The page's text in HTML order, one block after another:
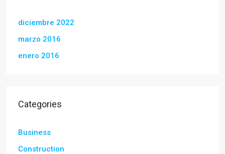
diciembre 2022
marzo 2016
enero 2016
Categories
Business
Construction